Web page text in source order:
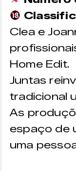
Clea e
Home Edit.
Juntas
tradicional
As
espaço de
uma